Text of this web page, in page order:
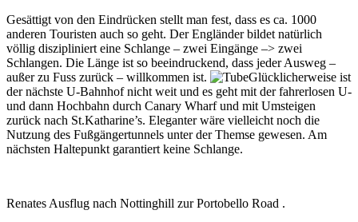
Gesättigt von den Eindrücken stellt man fest, dass es ca. 1000
anderen Touristen auch so geht. Der Engländer bildet natürlich
völlig diszipliniert eine Schlange – zwei Eingänge –> zwei
Schlangen. Die Länge ist so beeindruckend, dass jeder Ausweg –
außer zu Fuss zurück – willkommen ist.
Glücklicherweise ist
der nächste U-Bahnhof nicht weit und es geht mit der fahrerlosen U-
und dann Hochbahn durch Canary Wharf und mit Umsteigen
zurück nach St.Katharine’s. Eleganter wäre vielleicht noch die
Nutzung des Fußgängertunnels unter der Themse gewesen. Am
nächsten Haltepunkt garantiert keine Schlange.
Renates Ausflug nach Nottinghill zur Portobello Road .